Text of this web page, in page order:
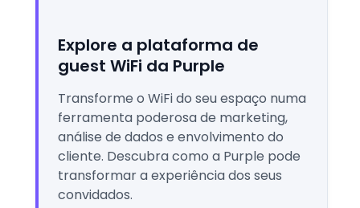
Explore a plataforma de
guest WiFi da Purple
Transforme o WiFi do seu espaço numa
ferramenta poderosa de marketing,
análise de dados e envolvimento do
cliente. Descubra como a Purple pode
transformar a experiência dos seus
convidados.